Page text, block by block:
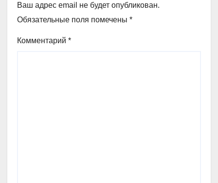
Ваш адрес email не будет опубликован.
Обязательные поля помечены *
Комментарий *